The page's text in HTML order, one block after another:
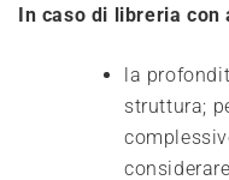
In caso di libreria con
la
struttura;